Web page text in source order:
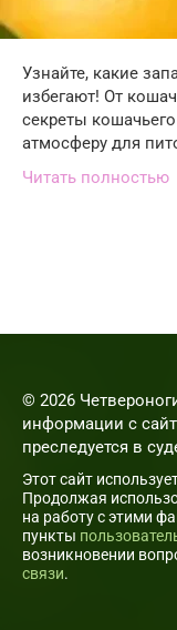
Узнайте, какие
избегают! От
секреты
атмосферу для
Читать полностью
© 2026
информации с
преследуется в
Этот сайт
Продолжая
на работу с этими
пункты
возникновении
связи.